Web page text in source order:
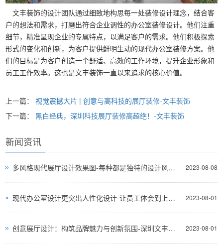
文丰装饰的设计团队通过细致地构思每一处装修设计理念，结合客
户的想法和需求，打磨出符合企业调性的办公室装修设计。他们注重
细节，精准呈现企业的专属特点，以满足客户的需求。他们积极探索
形式的变化和创新，为客户提供鲜明生动的现代办公室装修方案。他
们的目标是为客户创造一个舒适、高效的工作环境，提升企业形象和
员工工作效率。这也是文丰装饰一直以来追求的核心价值。
上一篇：视觉震撼大片 | 创意与高科技的展厅装修-文丰装饰
下一篇：黑白经典，深圳科技展厅装修高超绝！-文丰装饰
新闻资讯
2023-08-08
多风格现代展厅设计效果图-每种都是独特的设计风格-深圳文丰装饰
2023-08-01
现代办公室设计更突出人性化设计-让员工体会到上班的快乐与舒适-深圳文丰装饰
2023-08-01
创意展厅设计：构筑品牌魅力与创新氛围-深圳文丰装饰